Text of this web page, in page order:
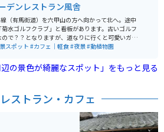
牛乳・共進牧場もあります。ひまわりの丘公園は市
公園なので駐車場も公園への入場料も無料です。
デンレストラン風舎
（有馬街道）を六甲山の方へ向かって北へ。途中
菊水ゴルフクラブ」と看板があります。古いゴルフ
ので？？となりますが、道なりに行くと可愛いガー
ストランが見えてきます。高台にあるので景色が
スポット#カフェ｜軽食#夜景#動植物園
辺の景色が綺麗なスポット」をもっと見る
ストラン・カフェ